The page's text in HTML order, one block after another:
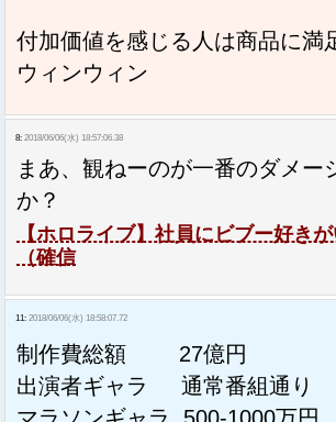
付加価値を感じる人は商品に満
ウィンウィン
8: 2018/06/06(水) 18:57:06.38
まあ、観ねーのが一番のダメー
か？
【ホロライブ】社員にビブー好き
（確信
11: 2018/06/06(水) 18:58:07.72
制作費総額 27億円
出演者ギャラ 通常番組通り